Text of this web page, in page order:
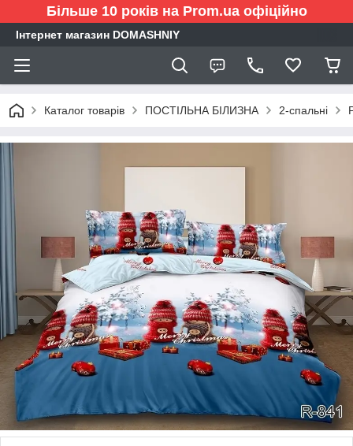
Більше 10 років на Prom.ua офіційно
Інтернет магазин DOMASHNIY
Каталог товарів ПОСТІЛЬНА БІЛИЗНА 2-спальні